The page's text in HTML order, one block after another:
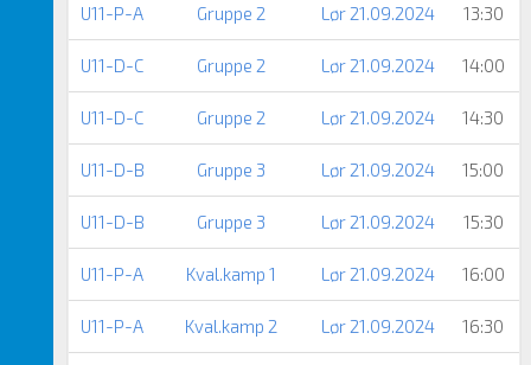
U11-P-A Gruppe 2 Lør 21.09.2024 13:30
U11-D-C Gruppe 2 Lør 21.09.2024 14:00
U11-D-C Gruppe 2 Lør 21.09.2024 14:30
U11-D-B Gruppe 3 Lør 21.09.2024 15:00
U11-D-B Gruppe 3 Lør 21.09.2024 15:30
U11-P-A Kval.kamp 1 Lør 21.09.2024 16:00
U11-P-A Kval.kamp 2 Lør 21.09.2024 16:30